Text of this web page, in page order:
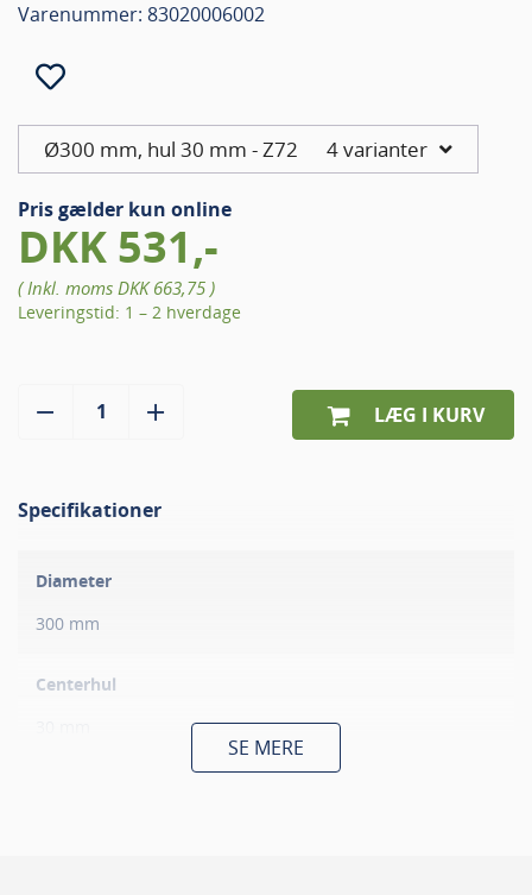
Varenummer: 83020006002
Ø300 mm, hul 30 mm - Z72 4 varianter
Pris gælder kun online
DKK 531,-
( Inkl. moms DKK 663,75 )
Leveringstid: 1 – 2 hverdage
LÆG I KURV
SE MERE
Specifikationer
Diameter
300 mm
Centerhul